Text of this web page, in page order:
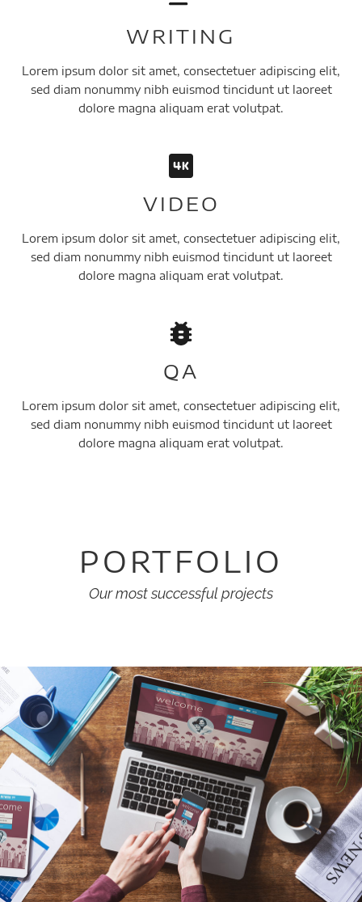
WRITING
Lorem ipsum dolor sit amet, consectetuer adipiscing elit,
sed diam nonummy nibh euismod tincidunt ut laoreet
dolore magna aliquam erat volutpat.
VIDEO
Lorem ipsum dolor sit amet, consectetuer adipiscing elit,
sed diam nonummy nibh euismod tincidunt ut laoreet
dolore magna aliquam erat volutpat.
QA
Lorem ipsum dolor sit amet, consectetuer adipiscing elit,
sed diam nonummy nibh euismod tincidunt ut laoreet
dolore magna aliquam erat volutpat.
PORTFOLIO
Our most successful projects